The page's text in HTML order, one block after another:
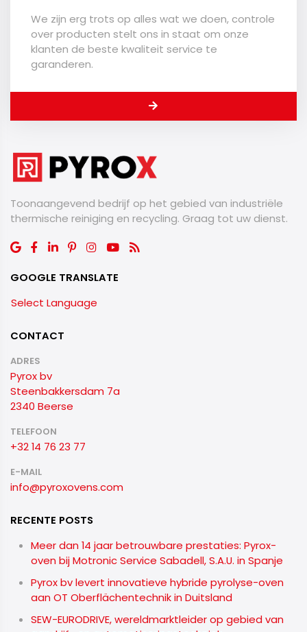
We zijn erg trots op alles wat we doen, controle
over producten stelt ons in staat om onze
klanten de beste kwaliteit service te
garanderen.
Toonaangevend bedrijf op het gebied van industriële
thermische reiniging en recycling. Graag tot uw dienst.
GOOGLE TRANSLATE
Select Language
CONTACT
ADRES
Pyrox bv
Steenbakkersdam 7a
2340 Beerse
TELEFOON
+32 14 76 23 77
E-MAIL
info@pyroxovens.com
RECENTE POSTS
Meer dan 14 jaar betrouwbare prestaties: Pyrox-
oven bij Motronic Service Sabadell, S.A.U. in Spanje
Pyrox bv levert innovatieve hybride pyrolyse-oven
aan OT Oberflächentechnik in Duitsland
SEW-EURODRIVE, wereldmarktleider op gebied van